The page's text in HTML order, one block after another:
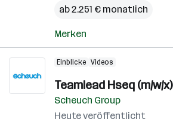
ab 2.251 € monatlich
Merken
Einblicke Videos
Teamlead Hseq (m/w/x)
Scheuch Group
Heute veröffentlicht